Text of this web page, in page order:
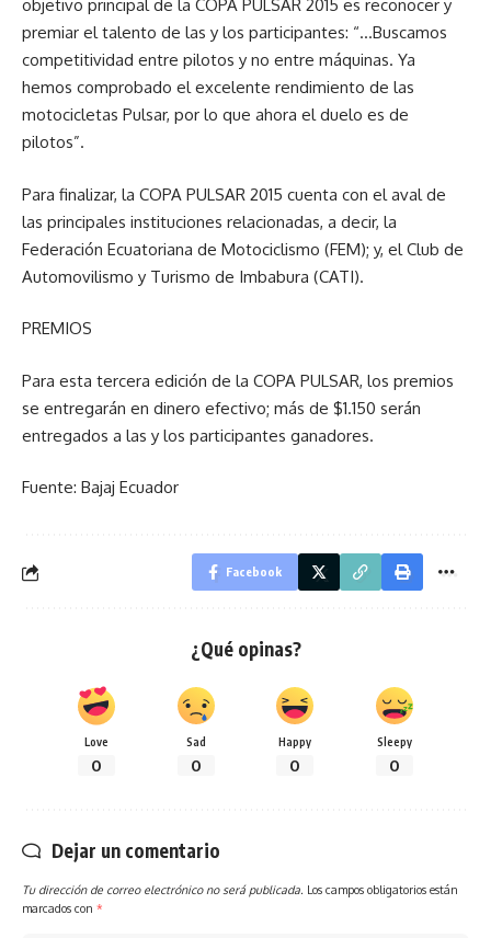
objetivo principal de la COPA PULSAR 2015 es reconocer y
premiar el talento de las y los participantes: “…Buscamos
competitividad entre pilotos y no entre máquinas. Ya
hemos comprobado el excelente rendimiento de las
motocicletas Pulsar, por lo que ahora el duelo es de
pilotos”.
Para finalizar, la COPA PULSAR 2015 cuenta con el aval de
las principales instituciones relacionadas, a decir, la
Federación Ecuatoriana de Motociclismo (FEM); y, el Club de
Automovilismo y Turismo de Imbabura (CATI).
PREMIOS
Para esta tercera edición de la COPA PULSAR, los premios
se entregarán en dinero efectivo; más de $1.150 serán
entregados a las y los participantes ganadores.
Fuente: Bajaj Ecuador
Facebook
¿Qué opinas?
Love
0
Sad
0
Happy
0
Sleepy
0
Dejar un comentario
Tu dirección de correo electrónico no será publicada. Los campos obligatorios están
marcados con *